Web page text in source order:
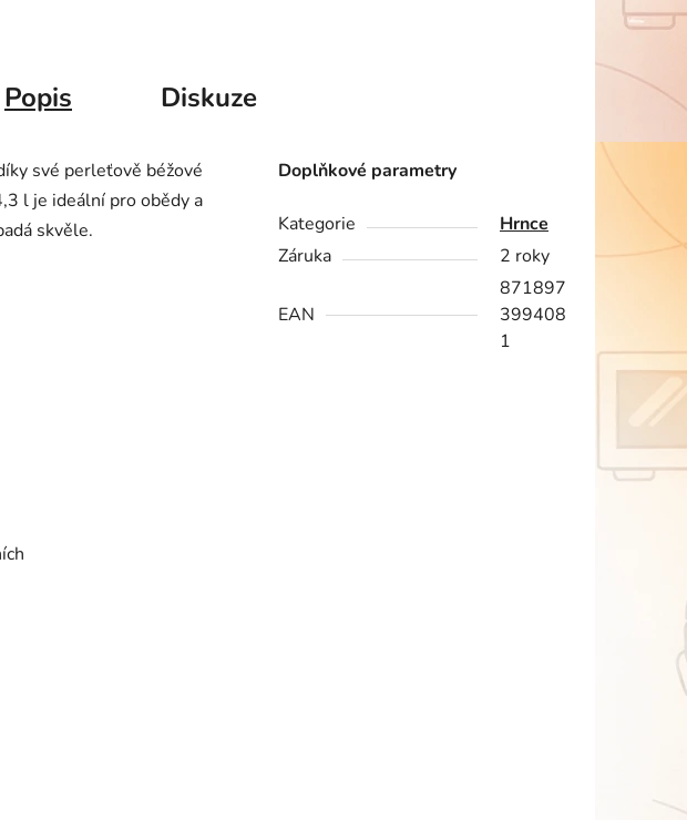
Popis Diskuze
své perleťově béžové
l je ideální pro obědy a
skvěle.
Doplňkové parametry
Kategorie
Hrnce
Záruka
2 roky
EAN
871897
399408
1